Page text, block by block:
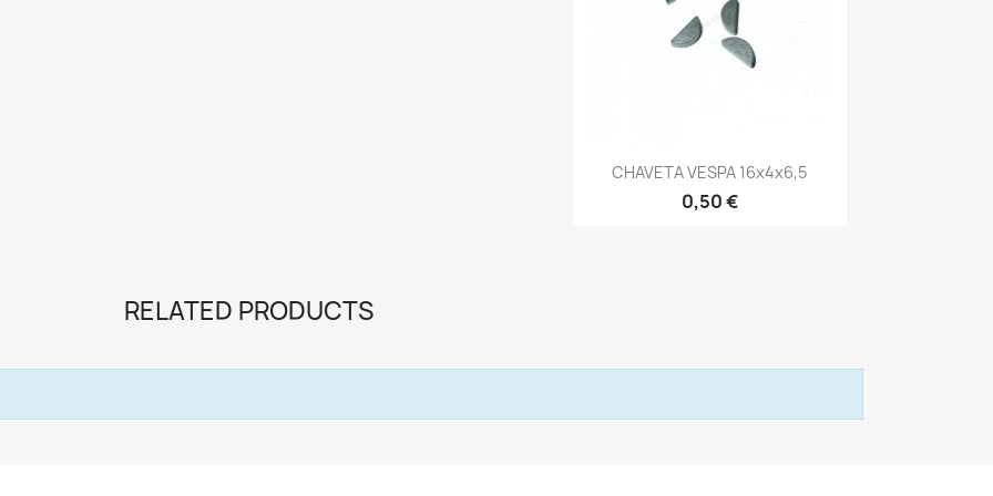
Vista rápida
CHAVETA VESPA 16x4x6,5
0,50 €
RELATED PRODUCTS